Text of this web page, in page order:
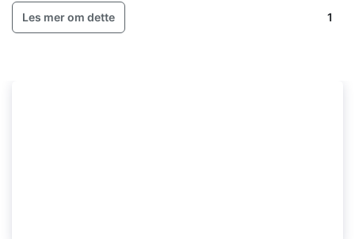
Les mer om dette
Antall kommentarer: 1
1